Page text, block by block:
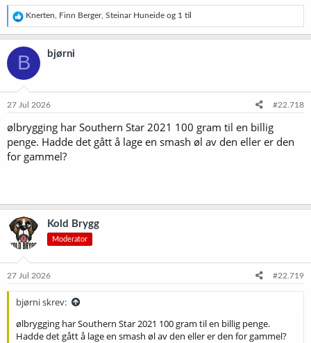
R
e
a
k
s
j
o
e
:
Knerten Finn Berger, Steinar Huneide og 1 til
B bjørni
27 Jul 2026 #22.718
ølbrygging har Southern Star 2021 100 gram til en billig
penge. Hadde det gått å lage en smash øl av den eller er den
for gammel?
Kold Brygg
Moderator
27 Jul 2026 #22.719
bjørni skrev:
ølbrygging har Southern Star 2021 100 gram til en billig penge.
Hadde det gått å lage en smash øl av den eller er den for gammel?